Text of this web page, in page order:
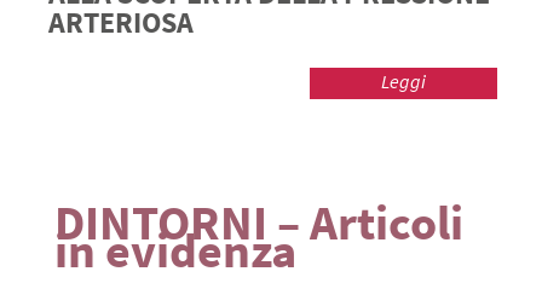
ARTERIOSA
Leggi
DINTORNI – Articoli
in evidenza